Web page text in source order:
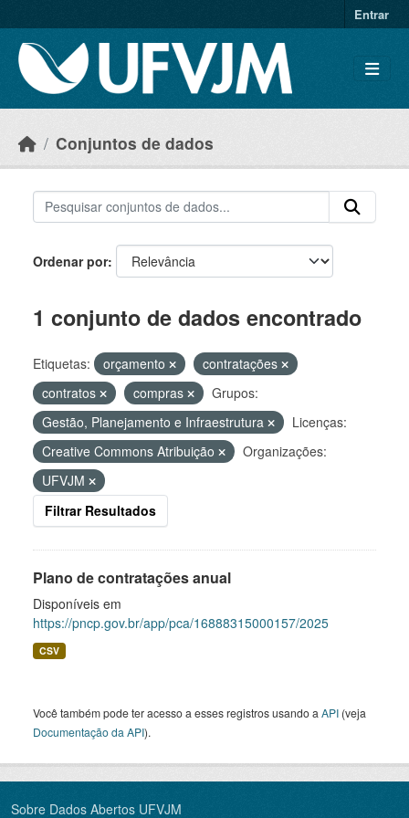
Entrar
Conjuntos de dados
Ordenar por
1 conjunto de dados encontrado
Etiquetas: orçamento
contratações
contratos
compras
Grupos:
Gestão, Planejamento e Infraestrutura
Licenças:
Creative Commons Atribuição
Organizações:
UFVJM
Filtrar Resultados
Plano de contratações anual
Disponíveis em
https://pncp.gov.br/app/pca/16888315000157/2025
CSV
Você também pode ter acesso a esses registros usando a API (veja
Documentação da API).
Sobre Dados Abertos UFVJM